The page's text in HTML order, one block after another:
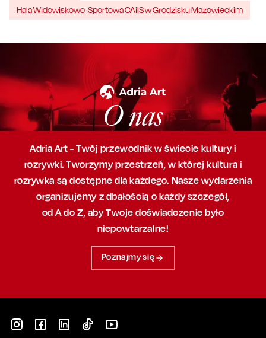
Hala Widowiskowo-Sportowa CAiIS w Grodzisku Mazowieckim
O nas
Adria Art - Twój przewodnik w świecie kultury i
rozrywki. Tworzymy przestrzeń,w której kultura i
rozrywka są dostępne dla każdego. Nasze wydarzenia
organizujemy z dbałością o każdy szczegół,
od A do Z, abyTwoje doświadczenie było
niepowtarzalne!
Poznajmy się